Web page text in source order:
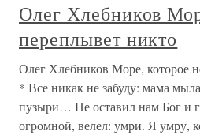
Олег Хлебников
переплывет никто
Олег Хлебников Море, которое
* Все никак не забуду: мама
пузыри… Не оставил нам Бог и
огромной, велел: умри. Я умру,